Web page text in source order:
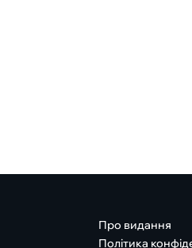
Про видання
Політика